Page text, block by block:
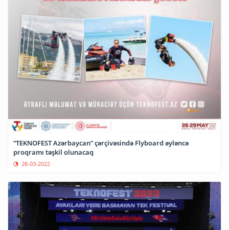
“TEKNOFEST Azərbaycan” çərçivəsində Flyboard əyləncə
proqramı təşkil olunacaq
28-03-2022